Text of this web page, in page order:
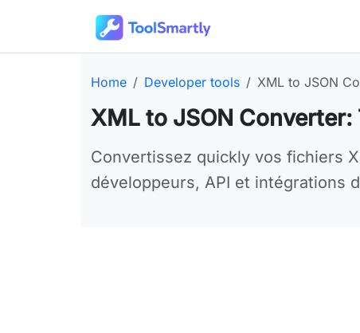
Outils en ligne gratuits ToolSmartly
Homepage:
Home Category:
Developer tools Online tool:
XML to JSON
XML to JSON
Use XML to JSON Converter online for your
Convertissez quickly vos fichiers
développeurs, API et intégrations